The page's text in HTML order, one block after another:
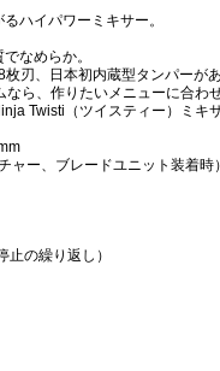
ハイパワーミキサー。
なめらか。
刃、日本初内蔵型タンパーが
ら、作りたいメニューに合わ
Twisti（ツイスティー）ミキ
ー、ブレードユニット装着時）
の繰り返し）